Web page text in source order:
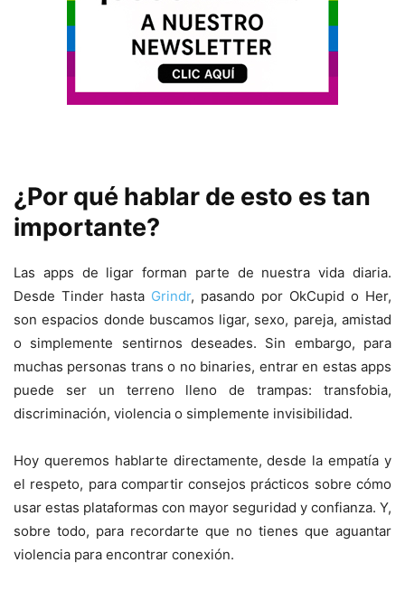
¿Por qué hablar de esto es tan
importante?
Las apps de ligar forman parte de nuestra vida diaria.
Desde Tinder hasta Grindr, pasando por OkCupid o Her,
son espacios donde buscamos ligar, sexo, pareja, amistad
o simplemente sentirnos deseades. Sin embargo, para
muchas personas trans o no binaries, entrar en estas apps
puede ser un terreno lleno de trampas: transfobia,
discriminación, violencia o simplemente invisibilidad.
Hoy queremos hablarte directamente, desde la empatía y
el respeto, para compartir consejos prácticos sobre cómo
usar estas plataformas con mayor seguridad y confianza. Y,
sobre todo, para recordarte que no tienes que aguantar
violencia para encontrar conexión.